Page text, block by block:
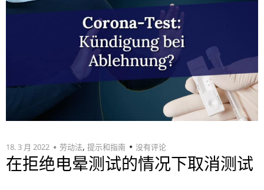
18. 3 月 2022 劳动法, 提示和指南 没有评论
在拒绝电晕测试的情况下取消测试